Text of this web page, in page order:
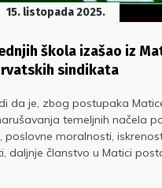
15. listopada 2025.
škola izašao iz
sindikata
da je, zbog postupaka
temeljnih načela
poslovne moralnosti,
daljnje članstvo u Matici